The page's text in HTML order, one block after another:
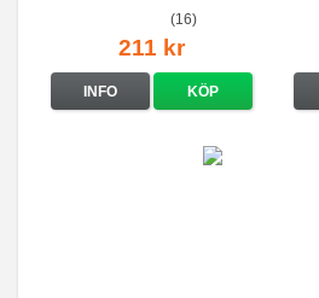
(16)
211 kr
INFO KÖP